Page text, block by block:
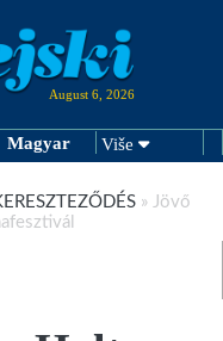
August 6, 2026
Magyar Više
» Jövő